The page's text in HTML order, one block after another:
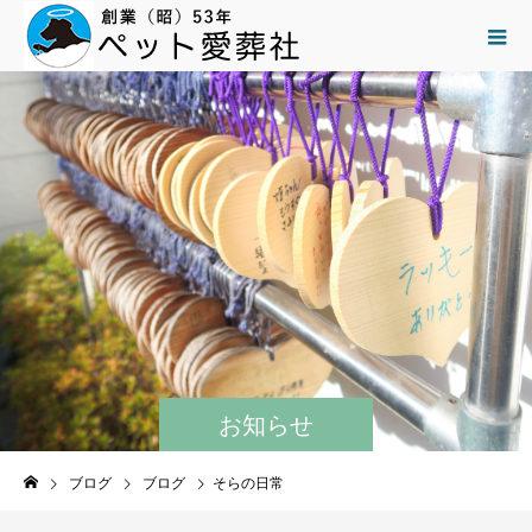
お知らせ
ブログ ブログ そらの日常